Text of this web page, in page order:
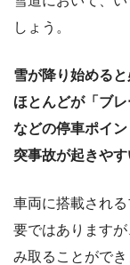
しょう。
雪が降り始める
ほとんどが「ブ
などの停車ポイ
突事故が起きやす
車両に搭載され
要ではあります
み取ることができ